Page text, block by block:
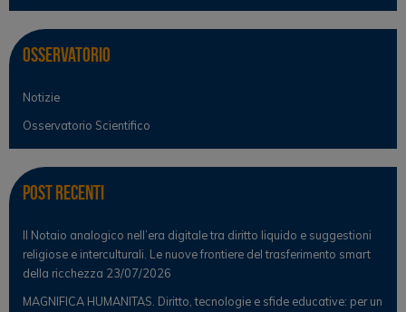
Osservatorio
Notizie
Osservatorio Scientifico
Post Recenti
Il Notaio analogico nell’era digitale tra diritto liquido e suggestioni
religiose e interculturali. Le nuove frontiere del trasferimento smart
della ricchezza 23/07/2026
MAGNIFICA HUMANITAS. Diritto, tecnologie e sfide educative: per un